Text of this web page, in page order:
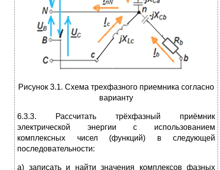
Рисунок 3.1. Схема трехфазного приемника согласно
варианту
6.3.3. Рассчитать трёхфазный приёмник
электрической энергии с использованием
комплексных чисел (функций) в следующей
последовательности:
а) записать и найти значения комплексов фазных